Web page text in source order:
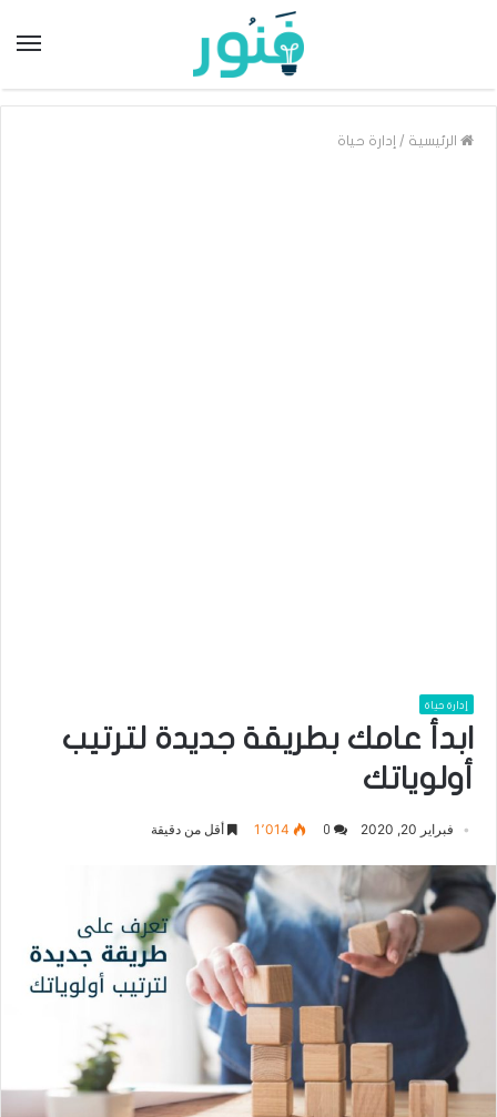
الرئيسية / إدارة حياة
إدارة حياة
ابدأ عامك بطريقة جديدة لترتيب
أولوياتك
فبراير 20, 2020 1٬014 أقل من دقيقة